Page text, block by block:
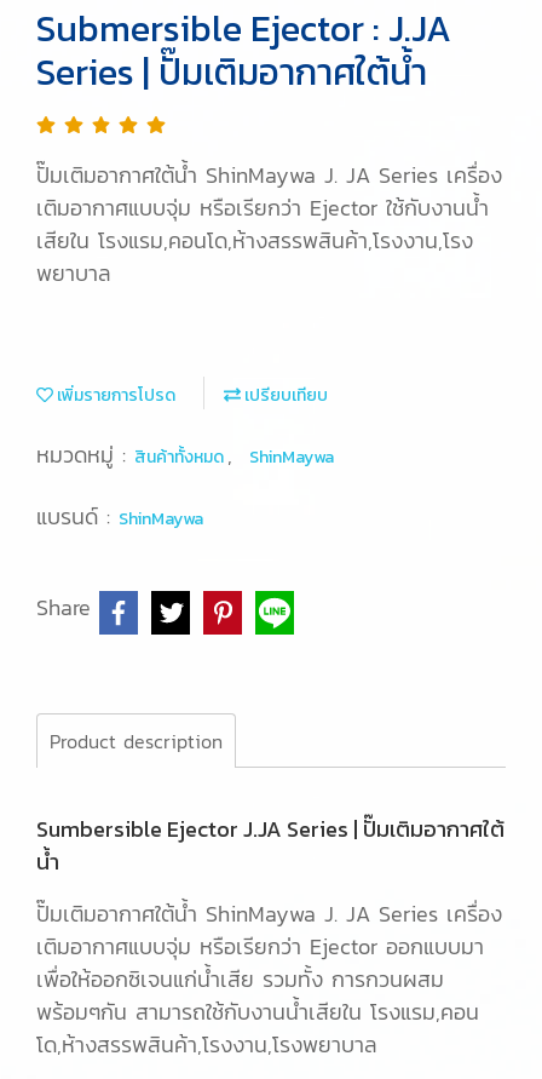
Submersible Ejector : J.JA
Series | ปั๊มเติมอากาศใต้น้ำ
ปั๊มเติมอากาศใต้น้ำ ShinMaywa J. JA Series เครื่อง
เติมอากาศแบบจุ่ม หรือเรียกว่า Ejector ใช้กับงานน้ำ
เสียใน โรงแรม,คอนโด,ห้างสรรพสินค้า,โรงงาน,โรง
พยาบาล
เพิ่มรายการโปรด เปรียบเทียบ
หมวดหมู่ : สินค้าทั้งหมด, ShinMaywa
แบรนด์ : ShinMaywa
Share
Product description
Sumbersible Ejector J.JA Series | ปั๊มเติมอากาศใต้
น้ำ
ปั๊มเติมอากาศใต้น้ำ ShinMaywa J. JA Series เครื่อง
เติมอากาศแบบจุ่ม หรือเรียกว่า Ejector ออกแบบมา
เพื่อให้ออกซิเจนแก่น้ำเสีย รวมทั้ง การกวนผสม
พร้อมๆกัน สามารถใช้กับงานน้ำเสียใน โรงแรม,คอน
โด,ห้างสรรพสินค้า,โรงงาน,โรงพยาบาล